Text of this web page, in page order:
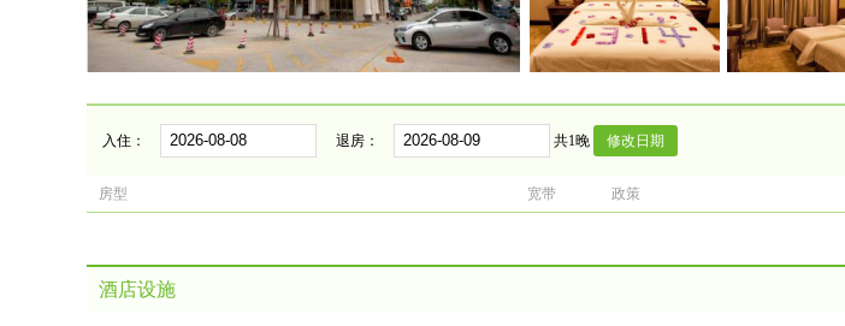
入住： 退房： 共1晚
房型 宽带 政策
酒店设施